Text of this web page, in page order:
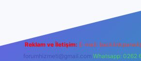
Reklam ve İletişim: E-mail:
forumhizmeti@gmail.com Whatsapp: 0262